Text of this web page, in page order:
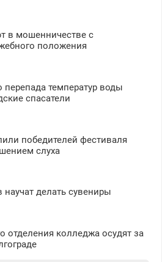
в мошенничестве с
положения
перепада температур воды
спасатели
победителей фестиваля
слуха
научат делать сувениры
отделения колледжа осудят за